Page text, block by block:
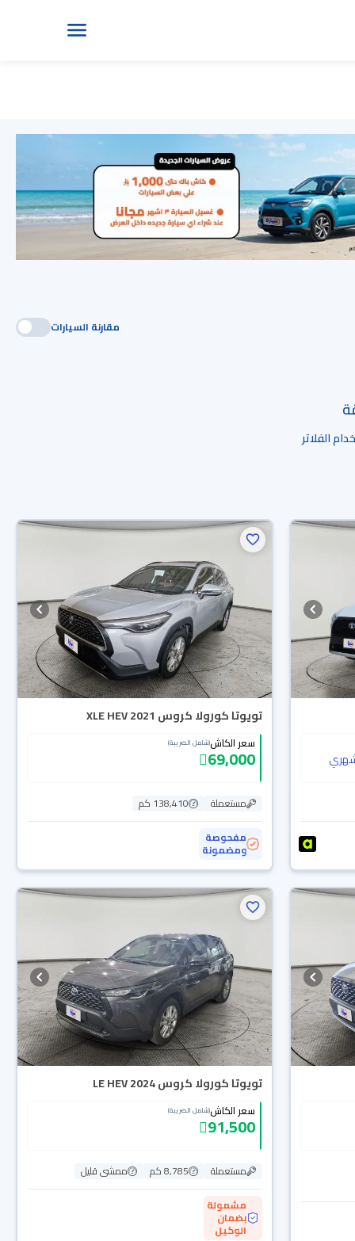
مقارنة السيارات
الفلاتر
تويوتا كورولا كروس XLE HEV 2021
سعر الكاش(شامل الضريبة)
69,000
مستعملة
138,410 كم
مفحوصة
ومضمونة
تويوتا كورولا كروس LE HEV 2024
سعر الكاش(شامل الضريبة)
91,500
مستعملة 8,785 كم
ممشى قليل
مشمولة
بضمان
الوكيل